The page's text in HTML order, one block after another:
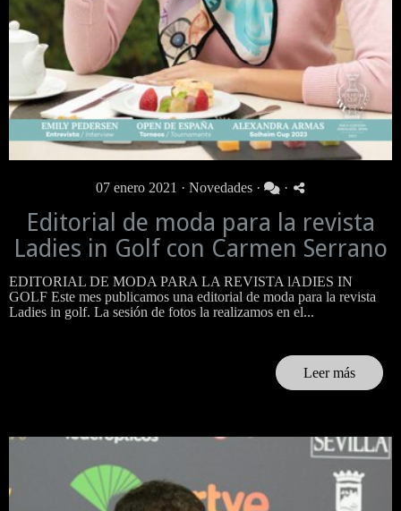
07 enero 2021 · Novedades· ·
Editorial de moda para la revista
Ladies in Golf con Carmen Serrano
EDITORIAL DE MODA PARA LA REVISTA lADIES IN
GOLF Este mes publicamos una editorial de moda para la revista
Ladies in golf. La sesión de fotos la realizamos en el...
Leer más